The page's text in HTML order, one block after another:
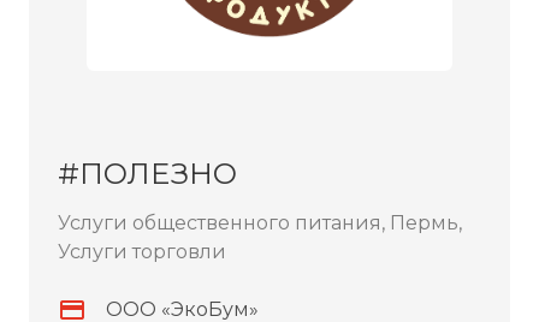
#ПОЛЕЗНО
Услуги общественного питания, Пермь,
Услуги торговли
ООО «ЭкоБум»